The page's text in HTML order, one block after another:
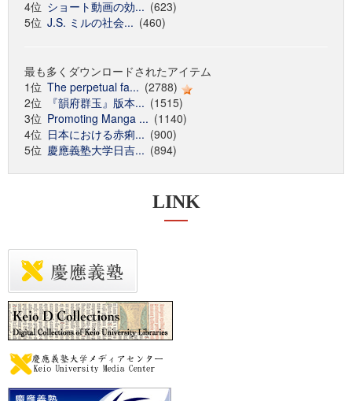
4位 ショート動画の効... (623)
5位 J.S. ミルの社会... (460)
最も多くダウンロードされたアイテム
1位 The perpetual fa... (2788)
2位
『韻府群玉』版本... (1515)
3位 Promoting Manga ... (1140)
4位 日本における赤痢... (900)
5位 慶應義塾大学日吉... (894)
LINK